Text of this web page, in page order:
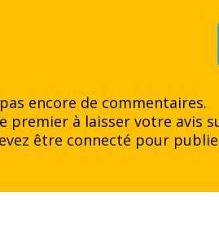
encore de commentaires.
premier à laisser votre avis
être connecté pour